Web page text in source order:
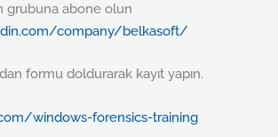
grubuna abone olun
company/belkasoft/
formu doldurarak kayıt yapın.
windows-forensics-training